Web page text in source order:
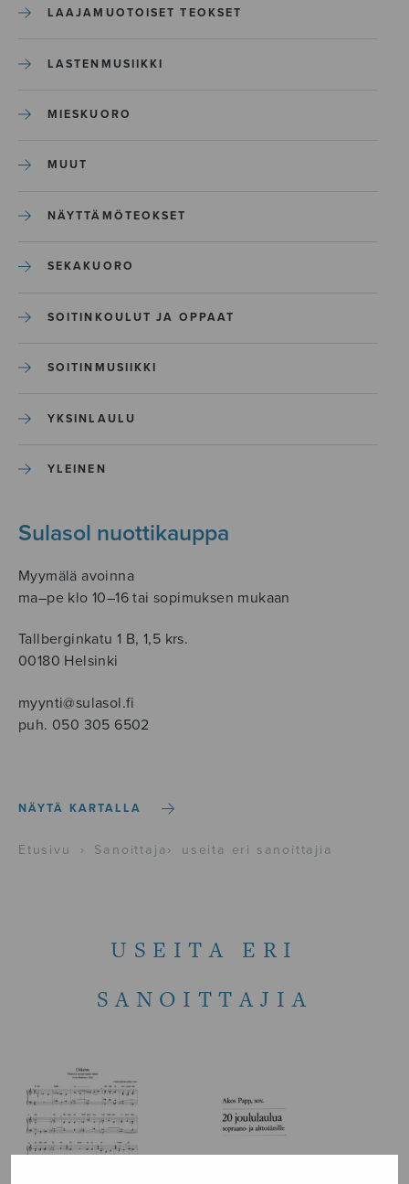
LAAJAMUOTOISET TEOKSET
LASTENMUSIIKKI
MIESKUORO
MUUT
NÄYTTÄMÖTEOKSET
SEKAKUORO
SOITINKOULUT JA OPPAAT
SOITINMUSIIKKI
YKSINLAULU
YLEINEN
Sulasol nuottikauppa
Myymälä avoinna
ma–pe klo 10–16 tai sopimuksen mukaan
Tallberginkatu 1 B, 1,5 krs.
00180 Helsinki
myynti@sulasol.fi
puh. 050 305 6502
NÄYTÄ KARTALLA
Etusivu › Sanoittaja › useita eri sanoittajia
USEITA ERI
SANOITTAJIA